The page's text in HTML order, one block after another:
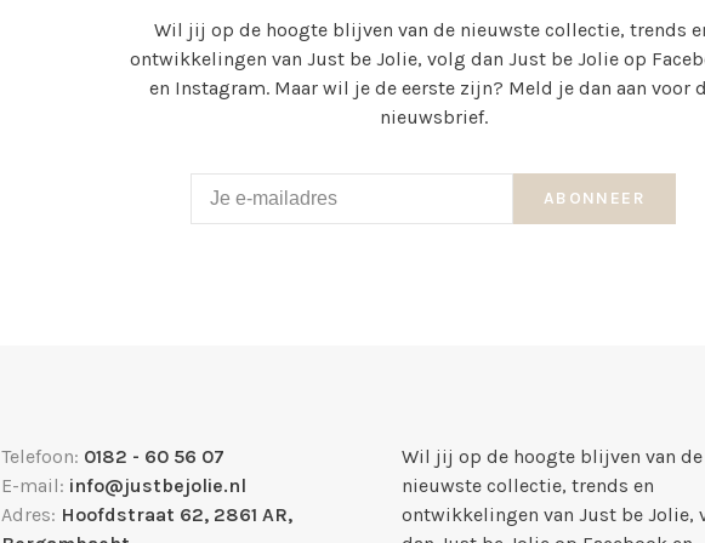
Wil jij op de hoogte blijven van de nieuwste collectie, trends
ontwikkelingen van Just be Jolie, volg dan Just be Jolie op
en Instagram. Maar wil je de eerste zijn? Meld je dan aan voor
nieuwsbrief.
ABONNEER
Telefoon: 0182 - 60 56 07
E-mail: info@justbejolie.nl
Adres: Hoofdstraat 62, 2861 AR,
Wil jij op de hoogte blijven van de
nieuwste collectie, trends en
ontwikkelingen van Just be Jolie,